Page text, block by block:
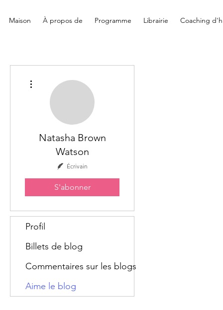
Maison À propos de Programme Librairie Coaching
Natasha Brown
Watson
Écrivain
S'abonner
Profil
Billets de blog
Commentaires sur les blogs
Aime le blog